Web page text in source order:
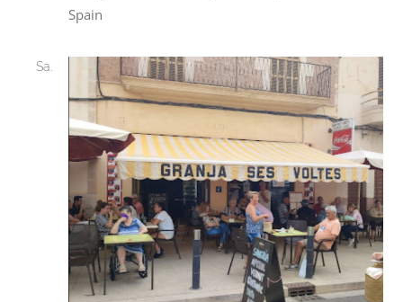
Spain
Sa.